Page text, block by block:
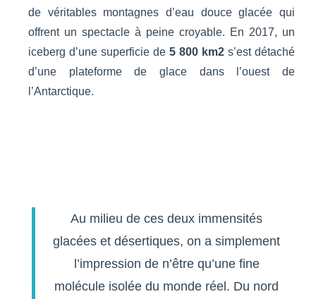
de véritables montagnes d’eau douce glacée qui
offrent un spectacle à peine croyable. En 2017, un
iceberg d’une superficie de 5 800 km2 s’est détaché
d’une plateforme de glace dans l’ouest de
l’Antarctique.
Au milieu de ces deux immensités
glacées et désertiques, on a simplement
l’impression de n’être qu’une fine
molécule isolée du monde réel. Du nord